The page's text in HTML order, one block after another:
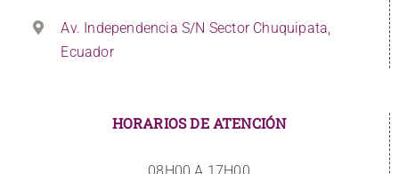
Av. Independencia S/N Sector Chuquipata,
Ecuador
HORARIOS DE ATENCIÓN